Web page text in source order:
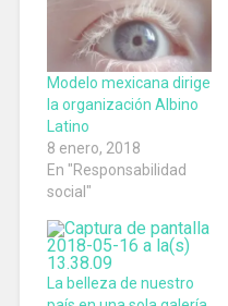
Modelo mexicana dirige
la organización Albino
Latino
8 enero, 2018
En "Responsabilidad
social"
La belleza de nuestro